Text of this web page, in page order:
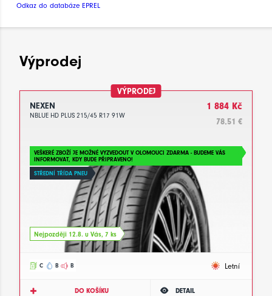
Odkaz do databáze EPREL
Výprodej
VÝPRODEJ
NEXEN
NBLUE HD PLUS 215/45 R17 91W
1 884 Kč
78.51 €
VEŠKERÉ ZBOŽÍ JE MOŽNÉ VYZVEDOUT V OLOMOUCI ZDARMA - BUDEME VÁS
INFORMOVAT, KDY BUDE PŘIPRAVENO!
STŘEDNÍ TŘÍDA PNEU
Nejpozději 12.8. u Vás, 7 ks
C B B Letní
DO KOŠÍKU DETAIL